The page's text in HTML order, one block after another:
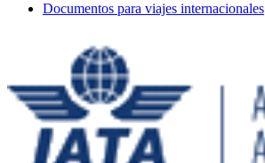
Documentos para viajes internacionales